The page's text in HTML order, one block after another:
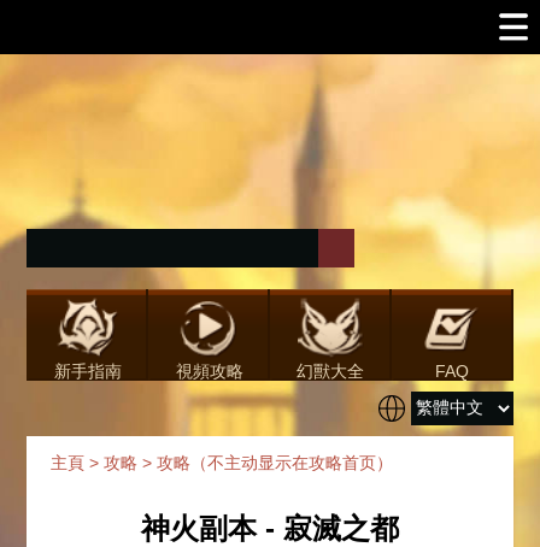
新手指南 視頻攻略 幻獸大全 FAQ
主頁 >攻略 >攻略（不主动显示在攻略首页）
神火副本 - 寂滅之都